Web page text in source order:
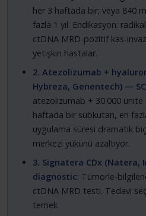
her 3 haftada bir; veya 840
fazla 1 yıl. Endikasyon:
ctDNA MRD-pozitif kas-
yetişkin hastalar.
2. Atezolizumab +
Hybreza, Genentech) —
atezolizumab + 30.000 ünite
haftada bir subkutan, en
uygulama süresi dramatik
merkezi yükünü azaltıyor.
3. Signatera CDx (Natera,
diagnostic: Tümörle-
ctDNA MRD testi. Tedavi
temeli.